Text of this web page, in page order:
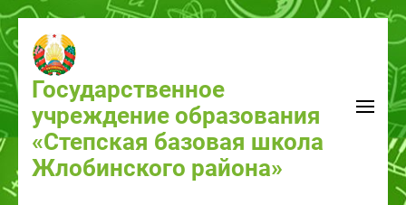
к
содержимому
(нажмите
Enter)
Государственное
учреждение образования
«Степская базовая школа
Жлобинского района»